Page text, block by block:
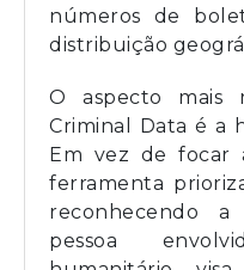
números de
distribuição
O aspecto mais
Criminal Data é a
Em vez de focar
ferramenta
reconhecendo
pessoa